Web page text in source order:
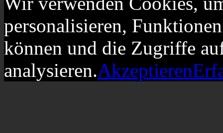
personalisieren,
können und die Zugriffe
analysieren.Akzeptieren